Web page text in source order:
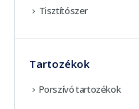
Tisztítószer
Tartozékok
Porszívó tartozékok